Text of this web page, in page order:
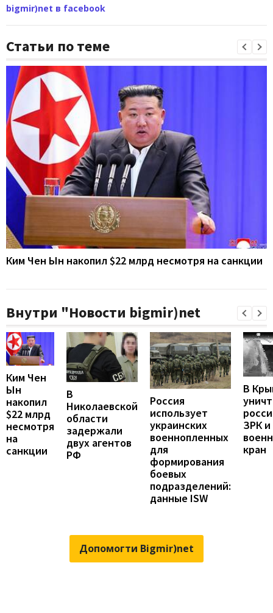
bigmir)net в facebook
Статьи по теме
Ким Чен Ын накопил $22 млрд несмотря на санкции
Внутри "Новости bigmir)net
Ким Чен
Ын
накопил
$22 млрд
несмотря
на
санкции
В
Николаевской
области
задержали
двух агентов
РФ
Россия
использует
украинских
военнопленных
для
формирования
боевых
подразделений:
данные ISW
В
ЗРК и
кран
Допомогти Bigmir)net